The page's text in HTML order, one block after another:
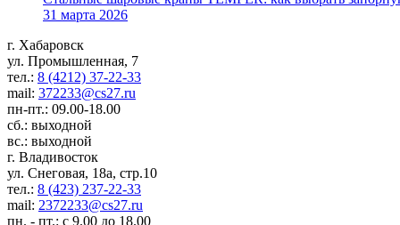
31 марта 2026
г. Хабаровск
ул. Промышленная, 7
тел.: 8 (4212) 37-22-33
mail: 372233@cs27.ru
пн-пт.: 09.00-18.00
сб.: выходной
вс.: выходной
г. Владивосток
ул. Снеговая, 18а, стр.10
тел.: 8 (423) 237-22-33
mail: 2372233@cs27.ru
пн. - пт.: с 9.00 до 18.00